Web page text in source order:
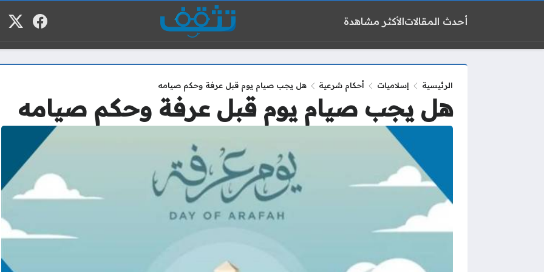
أحدث المقالاتالأكثر مشاهدة فيسبوك
الرئيسية إسلاميات أحكام شرعية هل يجب صيام يوم قبل عرفة وحكم صيامه
هل يجب صيام يوم قبل عرفة وحكم صيامه